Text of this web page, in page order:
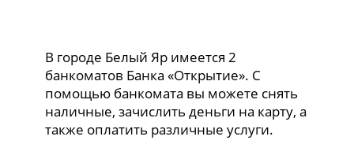
В городе Белый Яр имеется 2
банкоматов Банка «Открытие». С
помощью банкомата вы можете снять
наличные, зачислить деньги на карту, а
также оплатить различные услуги.